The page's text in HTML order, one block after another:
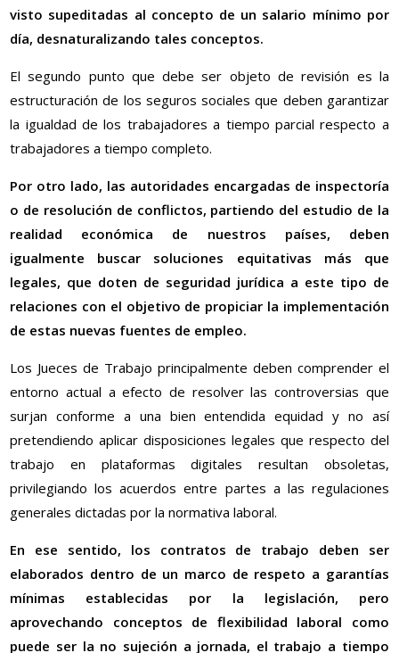
visto supeditadas al concepto de un salario mínimo por
día, desnaturalizando tales conceptos.
El segundo punto que debe ser objeto de revisión es la
estructuración de los seguros sociales que deben garantizar
la igualdad de los trabajadores a tiempo parcial respecto a
trabajadores a tiempo completo.
Por otro lado, las autoridades encargadas de inspectoría
o de resolución de conflictos, partiendo del estudio de la
realidad económica de nuestros países, deben
igualmente buscar soluciones equitativas más que
legales, que doten de seguridad jurídica a este tipo de
relaciones con el objetivo de propiciar la implementación
de estas nuevas fuentes de empleo.
Los Jueces de Trabajo principalmente deben comprender el
entorno actual a efecto de resolver las controversias que
surjan conforme a una bien entendida equidad y no así
pretendiendo aplicar disposiciones legales que respecto del
trabajo en plataformas digitales resultan obsoletas,
privilegiando los acuerdos entre partes a las regulaciones
generales dictadas por la normativa laboral.
En ese sentido, los contratos de trabajo deben ser
elaborados dentro de un marco de respeto a garantías
mínimas establecidas por la legislación, pero
aprovechando conceptos de flexibilidad laboral como
puede ser la no sujeción a jornada, el trabajo a tiempo